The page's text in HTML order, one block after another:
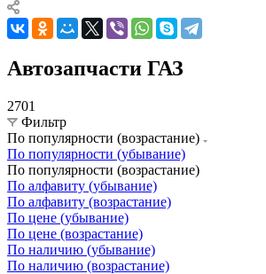
Автозапчасти ГАЗ
2701
Фильтр
По популярности (возрастание)
По популярности (убывание)
По популярности (возрастание)
По алфавиту (убывание)
По алфавиту (возрастание)
По цене (убывание)
По цене (возрастание)
По наличию (убывание)
По наличию (возрастание)